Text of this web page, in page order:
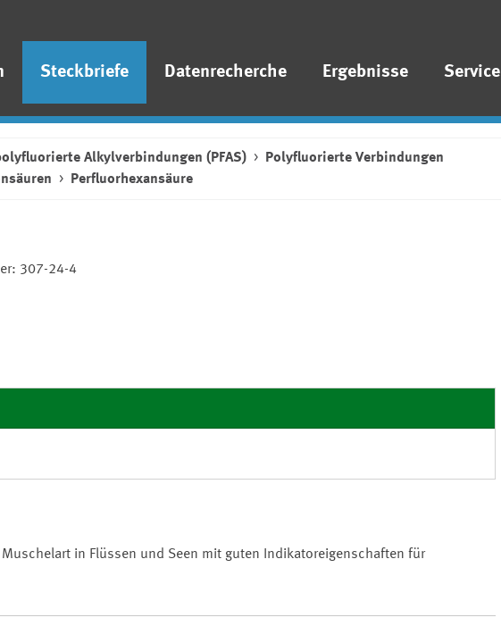
Steckbriefe Datenrecherche Ergebnisse Service
Alkylverbindungen (PFAS)
Polyfluorierte Verbindungen
Perfluorhexansäure
307-24-4
in Flüssen und Seen mit guten Indikatoreigenschaften für